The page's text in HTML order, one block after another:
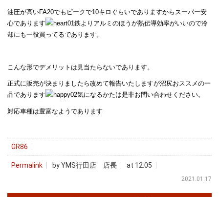
油圧が高いFA20でもピークで10キロぐらいでありますからスーパー安
心であります
鉄よりアルミのほうが熱伝導効率がいいので冷
却にも一役買ってるであります。
こんな形でデメリットは見当たらないであります。
正式に販売が決まりましたら改めて報告いたしますが沼尻おススメの一
品であります
気になるかたは是非お問い合わせください。
対応車種は豊富なようであります
GR86
Permalink by YMS行田店 店長 at 12:05
2021.01.17